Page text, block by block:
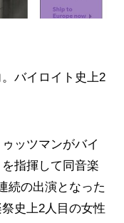
バイロイト史上2
ッツマンがバイ
指揮して同音楽
続の出演となった
史上2人目の女性